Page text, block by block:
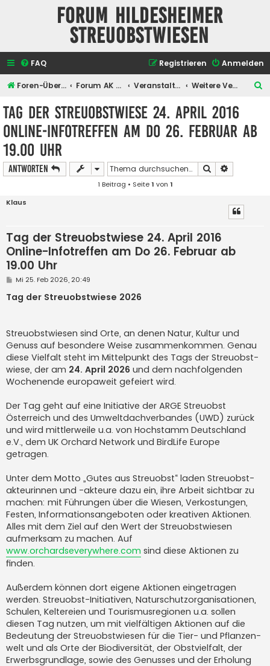
Forum Hildesheimer
Streuobstwiesen
FAQ Anmelden
Registrieren
Foren-Übersicht Forum AK Hildesheimer Streuobstwiesen Veranstaltungen Weitere Veranstaltungen
Tag der Streuobstwiese 24. April 2016
Online-Infotreffen am Do 26. Februar ab
19.00 Uhr
Antworten Suche
1 Beitrag • Seite1 von 1
Klaus
Tag der Streuobstwiese 24. April 2016
Online-Infotreffen am Do 26. Februar ab
19.00 Uhr
B
i
t
Mi 25. Feb 2026, 20:49
Tag der Streuobstwiese 2026
Streuobst­wiesen sind Orte, an denen Natur, Kultur und
Genuss auf besondere Weise zusammen­kommen. Genau
diese Vielfalt steht im Mittel­punkt des Tags der Streuobst­
wiese, der am 24. April 2026 und dem nach­folgenden
Wochen­ende europa­weit gefeiert wird.
Der Tag geht auf eine Initiative der ARGE Streuobst
Österreich und des Umwelt­dachver­bandes (UWD) zurück
und wird mittler­weile u.a. von Hoch­stamm Deutschland
e.V., dem UK Orchard Network und BirdLife Europe
getragen.
Unter dem Motto „Gutes aus Streuobst“ laden Streuobst­
akteurinnen und -akteure dazu ein, ihre Arbeit sichtbar zu
machen: mit Führungen über die Wiesen, Verkostungen,
Festen, Informations­angeboten oder kreativen Aktionen.
Alles mit dem Ziel auf den Wert der Streuobst­wiesen
aufmerksam zu machen. Auf
www.orchardseverywhere.com sind diese Aktionen zu
finden.
Außerdem können dort eigene Aktionen eingetragen
werden. Streuobst-Initiativen, Naturschutz­organisationen,
Schulen, Keltereien und Tourismus­regionen u.a. sollen
diesen Tag nutzen, um mit vielfältigen Aktionen auf die
Bedeutung der Streuobst­wiesen für die Tier- und Pflanzen­
welt und als Orte der Bio­diversität, der Obst­vielfalt, der
Erwerbs­grundlage, sowie des Genusses und der Erholung